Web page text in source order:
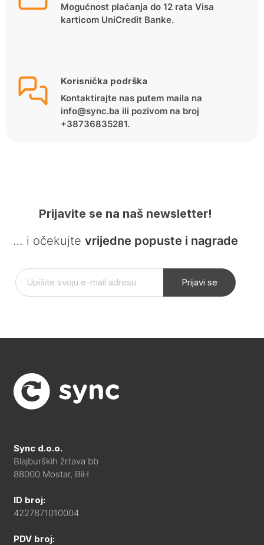
Mogućnost plaćanja do 12 rata Visa
karticom UniCredit Banke.
Korisnička podrška
Kontaktirajte nas putem maila na
info@sync.ba ili pozivom na broj
+38736835281.
Prijavite se na naš newsletter!
… i očekujte vrijedne popuste i nagrade
Prijavi se
Sync d.o.o.
Blajburških žrtava bb
88000 Mostar, BiH
ID broj:
4227871010004
PDV broj: